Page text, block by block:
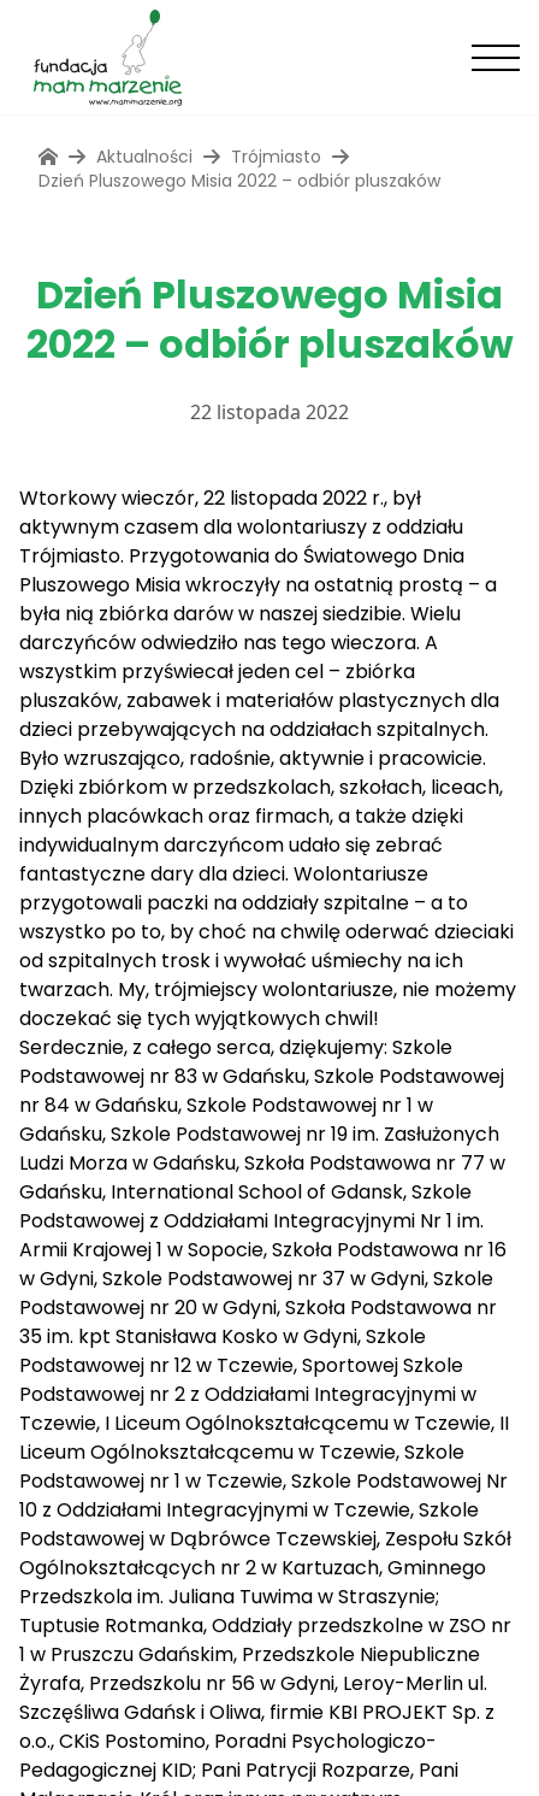
Aktualności
Trójmiasto
Dzień Pluszowego Misia 2022 – odbiór pluszaków
Dzień Pluszowego Misia
2022 – odbiór pluszaków
22 listopada 2022
Wtorkowy wieczór, 22 listopada 2022 r., był
aktywnym czasem dla wolontariuszy z oddziału
Trójmiasto. Przygotowania do Światowego Dnia
Pluszowego Misia wkroczyły na ostatnią prostą – a
była nią zbiórka darów w naszej siedzibie. Wielu
darczyńców odwiedziło nas tego wieczora. A
wszystkim przyświecał jeden cel – zbiórka
pluszaków, zabawek i materiałów plastycznych dla
dzieci przebywających na oddziałach szpitalnych.
Było wzruszająco, radośnie, aktywnie i pracowicie.
Dzięki zbiórkom w przedszkolach, szkołach, liceach,
innych placówkach oraz firmach, a także dzięki
indywidualnym darczyńcom udało się zebrać
fantastyczne dary dla dzieci. Wolontariusze
przygotowali paczki na oddziały szpitalne – a to
wszystko po to, by choć na chwilę oderwać dzieciaki
od szpitalnych trosk i wywołać uśmiechy na ich
twarzach. My, trójmiejscy wolontariusze, nie możemy
doczekać się tych wyjątkowych chwil!
Serdecznie, z całego serca, dziękujemy: Szkole
Podstawowej nr 83 w Gdańsku, Szkole Podstawowej
nr 84 w Gdańsku, Szkole Podstawowej nr 1 w
Gdańsku, Szkole Podstawowej nr 19 im. Zasłużonych
Ludzi Morza w Gdańsku, Szkoła Podstawowa nr 77 w
Gdańsku, International School of Gdansk, Szkole
Podstawowej z Oddziałami Integracyjnymi Nr 1 im.
Armii Krajowej 1 w Sopocie, Szkoła Podstawowa nr 16
w Gdyni, Szkole Podstawowej nr 37 w Gdyni, Szkole
Podstawowej nr 20 w Gdyni, Szkoła Podstawowa nr
35 im. kpt Stanisława Kosko w Gdyni, Szkole
Podstawowej nr 12 w Tczewie, Sportowej Szkole
Podstawowej nr 2 z Oddziałami Integracyjnymi w
Tczewie, I Liceum Ogólnokształcącemu w Tczewie, II
Liceum Ogólnokształcącemu w Tczewie, Szkole
Podstawowej nr 1 w Tczewie, Szkole Podstawowej Nr
10 z Oddziałami Integracyjnymi w Tczewie, Szkole
Podstawowej w Dąbrówce Tczewskiej, Zespołu Szkół
Ogólnokształcących nr 2 w Kartuzach, Gminnego
Przedszkola im. Juliana Tuwima w Straszynie;
Tuptusie Rotmanka, Oddziały przedszkolne w ZSO nr
1 w Pruszczu Gdańskim, Przedszkole Niepubliczne
Żyrafa, Przedszkolu nr 56 w Gdyni, Leroy-Merlin ul.
Szczęśliwa Gdańsk i Oliwa, firmie KBI PROJEKT Sp. z
o.o., CKiS Postomino, Poradni Psychologiczo-
Pedagogicznej KID; Pani Patrycji Rozparze, Pani